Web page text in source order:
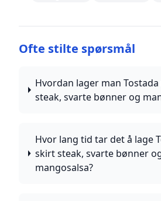
Ofte stilte spørsmål
Hvordan lager man
steak, svarte bønner og
Hvor lang tid tar det å lage
skirt steak, svarte bønner
mangosalsa?